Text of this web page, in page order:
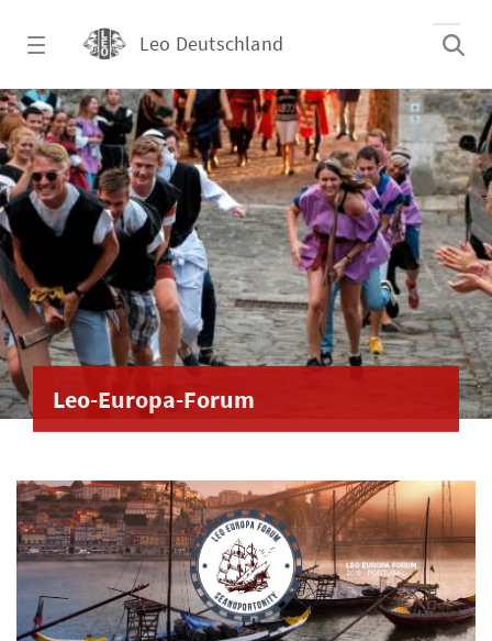
Leo Deutschland
Leo-Europa-Forum - Leo Deutschland
Leo-Europa-Forum